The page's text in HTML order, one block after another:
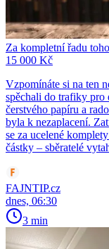
Za kompletní řadu
15 000 Kč
Vzpomínáte si na ten
spěchali do trafiky pro
čerstvého papíru a
byla k nezaplacení.
se za ucelené
částky – sběratelé
FAJNTIP.cz
dnes, 06:30
3 min